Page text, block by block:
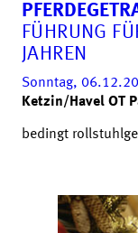
FÜHRUNG
JAHREN
Sonntag,
Ketzin/Havel OT
bedingt